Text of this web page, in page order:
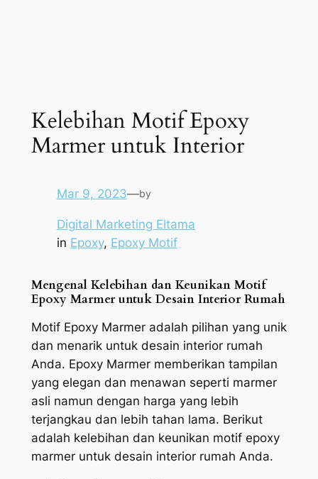
Kelebihan Motif Epoxy
Marmer untuk Interior
Mar 9, 2023—by
Digital Marketing Eltama
in Epoxy, Epoxy Motif
Mengenal Kelebihan dan Keunikan Motif
Epoxy Marmer untuk Desain Interior Rumah
Motif Epoxy Marmer adalah pilihan yang unik
dan menarik untuk desain interior rumah
Anda. Epoxy Marmer memberikan tampilan
yang elegan dan menawan seperti marmer
asli namun dengan harga yang lebih
terjangkau dan lebih tahan lama. Berikut
adalah kelebihan dan keunikan motif epoxy
marmer untuk desain interior rumah Anda.